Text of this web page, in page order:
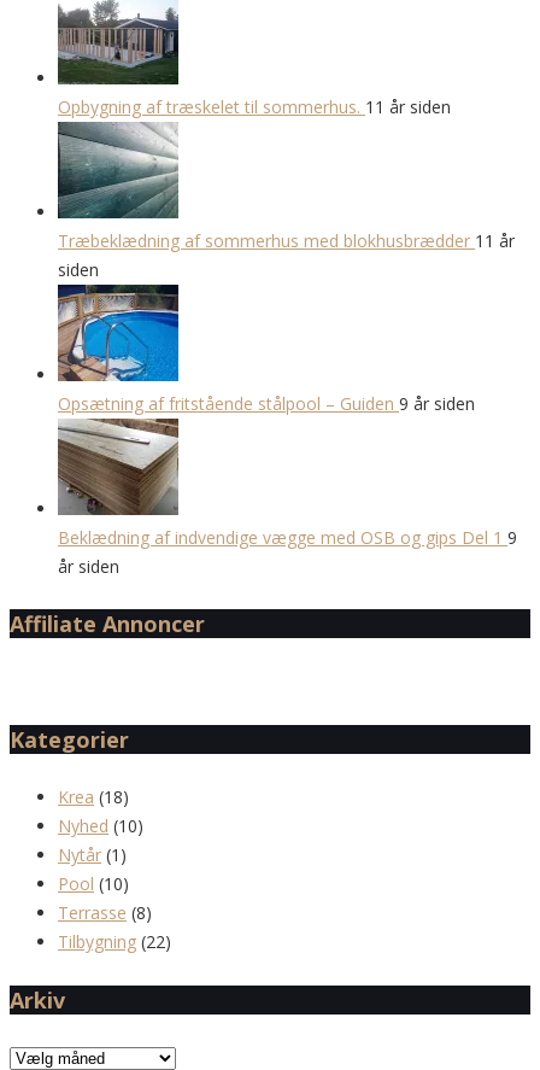
Opbygning af træskelet til sommerhus. 11 år siden
Træbeklædning af sommerhus med blokhusbrædder 11 år
siden
Opsætning af fritstående stålpool – Guiden 9 år siden
Beklædning af indvendige vægge med OSB og gips Del 1 9
år siden
Affiliate Annoncer
Kategorier
Krea (18)
Nyhed (10)
Nytår (1)
Pool (10)
Terrasse (8)
Tilbygning (22)
Arkiv
Arkiv